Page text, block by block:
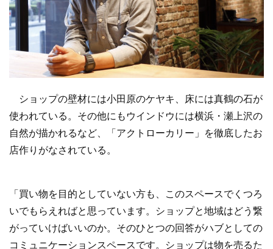
ショップの壁材には小田原のケヤキ、床には真鶴の石が
使われている。その他にもウインドウには横浜・瀬上沢の
自然が描かれるなど、「アクトローカリー」を徹底したお
店作りがなされている。
「買い物を目的としていない方も、このスペースでくつろ
いでもらえればと思っています。ショップと地域はどう繋
がっていけばいいのか。そのひとつの回答がハブとしての
コミュニケーションスペースです。ショップは物を売るた